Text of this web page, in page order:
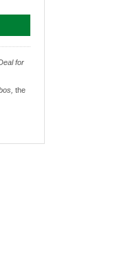
for
the